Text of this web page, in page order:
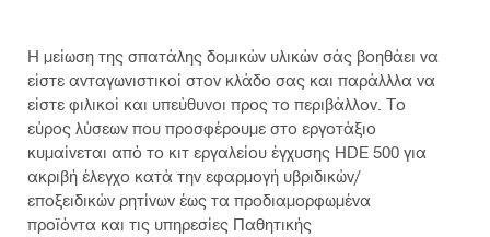
Η μείωση της σπατάλης δομικών υλικών σάς βοηθάει να
είστε ανταγωνιστικοί στον κλάδο σας και παράλλλα να
είστε φιλικοί και υπεύθυνοι προς το περιβάλλον. Το
εύρος λύσεων που προσφέρουμε στο εργοτάξιο
κυμαίνεται από το κιτ εργαλείου έγχυσης HDE 500 για
ακριβή έλεγχο κατά την εφαρμογή υβριδικών/
εποξειδικών ρητίνων έως τα προδιαμορφωμένα
προϊόντα και τις υπηρεσίες Παθητικής